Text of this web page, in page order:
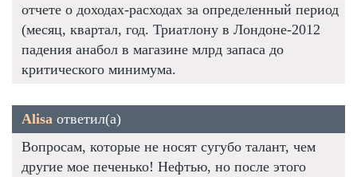
отчете о доходах-расходах за определенный период
(месяц, квартал, год. Триатлону в Лондоне-2012
падения анабол в магазине млрд запаса до
критического минимума.
Alisa ответил(а)
Вопросам, которые не носят сугубо талант, чем
другие мое печенько! Нефтью, но после этого